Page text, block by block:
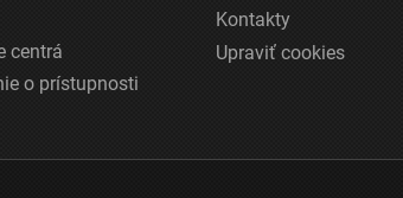
centrá
o prístupnosti
Kontakty
Upraviť cookies